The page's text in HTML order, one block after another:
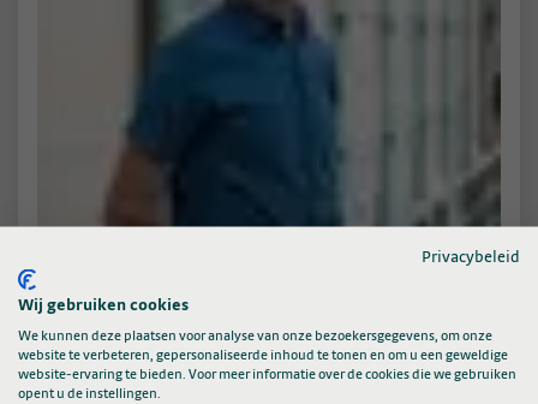
Projectleider
Privacybeleid
Wij gebruiken cookies
We kunnen deze plaatsen voor analyse van onze bezoekersgegevens, om onze
website te verbeteren, gepersonaliseerde inhoud te tonen en om u een geweldige
website-ervaring te bieden. Voor meer informatie over de cookies die we gebruiken
opent u de instellingen.